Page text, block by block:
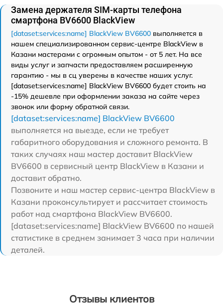
Замена держателя SIM-карты телефона
смартфона BV6600 BlackView
[dataset:services:name] BlackView BV6600 выполняется в
нашем специализированном сервис-центре BlackView в
Казани мастерами с огромным опытом - от 5 лет. На все
виды услуг и запчасти предоставляем расширенную
гарантию - мы в сц уверены в качестве наших услуг.
[dataset:services:name] BlackView BV6600 будет стоить на
-15% дешевле при оформлении заказа на сайте через
звонок или форму обратной связи.
[dataset:services:name] BlackView BV6600
выполняется на выезде, если не требует
габаритного оборудования и сложного ремонта. В
таких случаях наш мастер доставит BlackView
BV6600 в сервисный центр BlackView в Казани и
доставит обратно.
Позвоните и наш мастер сервис-центра BlackView в
Казани проконсультирует и рассчитает стоимость
работ над смартфона BlackView BV6600.
[dataset:services:name] BlackView BV6600 по нашей
статистике в среднем занимает 3 часа при наличии
деталей.
Отзывы клиентов